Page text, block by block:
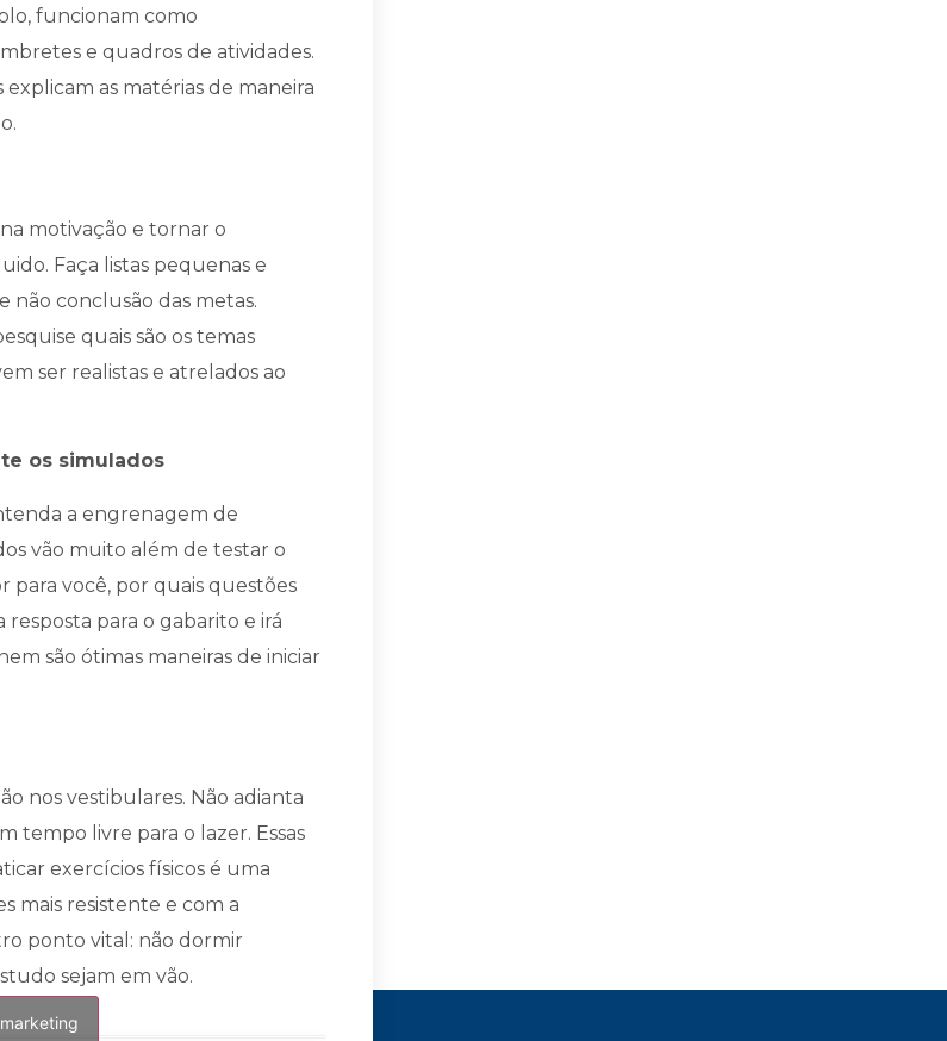
funcionam como
e quadros de atividades.
as matérias de maneira
motivação e tornar o
Faça listas pequenas e
não conclusão das metas.
quais são os temas
ser realistas e atrelados ao
os simulados
a engrenagem de
vão muito além de testar o
você, por quais questões
para o gabarito e irá
são ótimas maneiras de iniciar
nos vestibulares. Não adianta
tempo livre para o lazer. Essas
exercícios físicos é uma
mais resistente e com a
ponto vital: não dormir
sejam em vão.